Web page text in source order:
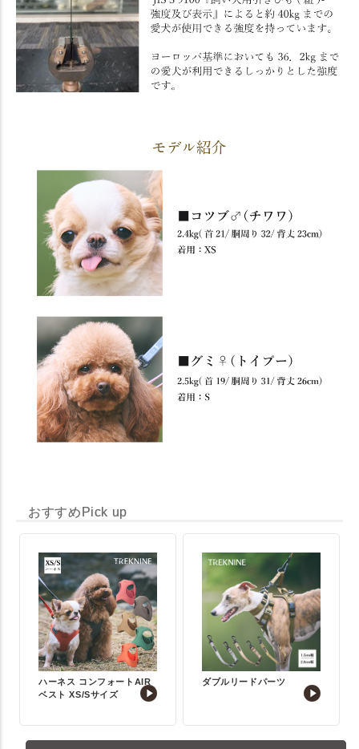
おすすめPick up
ハーネス コンフォートAIR
ベスト XS/Sサイズ
ダブルリードパーツ